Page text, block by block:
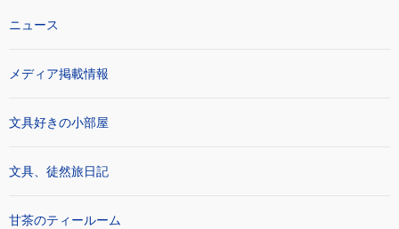
ニュース
メディア掲載情報
文具好きの小部屋
文具、徒然旅日記
甘茶のティールーム